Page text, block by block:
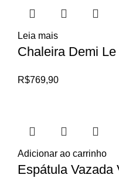
Leia mais
Chaleira Demi
R$769,90
Adicionar ao carrinho
Espátula Vazada